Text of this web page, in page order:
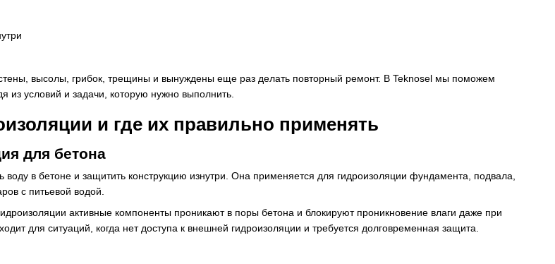
стены, высолы, грибок, трещины и вынуждены еще раз делать повторный ремонт. В Teknosel мы поможем
из условий и задачи, которую нужно выполнить.
и где их правильно применять
для бетона
в бетоне и защитить конструкцию изнутри. Она применяется для гидроизоляции фундамента, подвала,
с питьевой водой.
активные компоненты проникают в поры бетона и блокируют проникновение влаги даже при
для ситуаций, когда нет доступа к внешней гидроизоляции и требуется долговременная защита.